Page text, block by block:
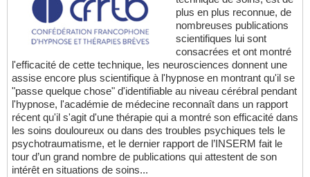
plus en plus reconnue, de
nombreuses publications
scientifiques lui sont
consacrées et ont montré
l'efficacité de cette technique, les neurosciences donnent une
assise encore plus scientifique à l'hypnose en montrant qu'il se
"passe quelque chose" d'identifiable au niveau cérébral pendant
l'hypnose, l'académie de médecine reconnaît dans un rapport
récent qu'il s'agit d'une thérapie qui a montré son efficacité dans
les soins douloureux ou dans des troubles psychiques tels le
psychotraumatisme, et le dernier rapport de l’INSERM fait le
tour d’un grand nombre de publications qui attestent de son
intérêt en situations de soins...